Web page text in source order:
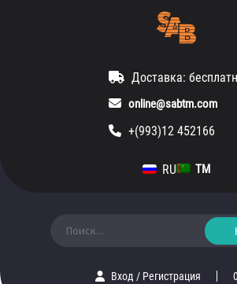
Доставка:
online@sabtm.com
+(993)12 452166
RU TM
Вход/ Регистрация